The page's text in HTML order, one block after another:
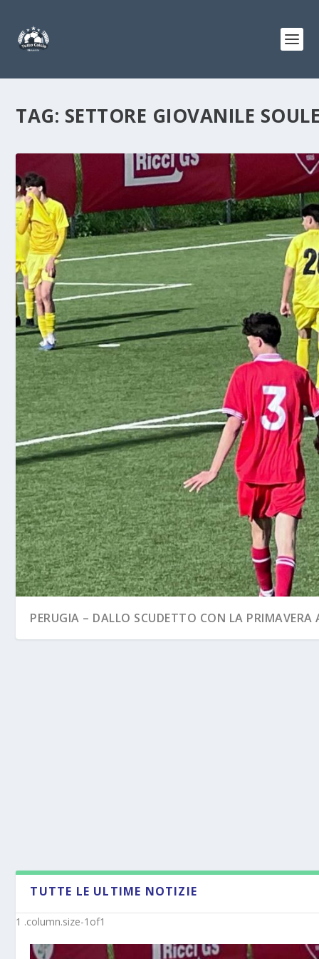
TAG: SETTORE GIOVANILE
PERUGIA – DALLO SCUDETTO CON LA PRIMAVERA
TUTTE LE ULTIME NOTIZIE